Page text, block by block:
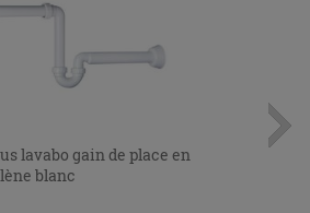
lavabo gain de place en
blanc